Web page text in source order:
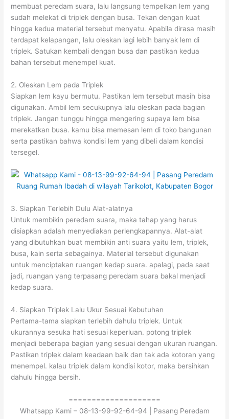
membuat peredam suara, lalu langsung tempelkan lem yang
sudah melekat di triplek dengan busa. Tekan dengan kuat
hingga kedua material tersebut menyatu. Apabila dirasa masih
terdapat kelapangan, lalu oleskan lagi lebih banyak lem di
triplek. Satukan kembali dengan busa dan pastikan kedua
bahan tersebut menempel kuat.
2. Oleskan Lem pada Triplek
Siapkan lem kayu bermutu. Pastikan lem tersebut masih bisa
digunakan. Ambil lem secukupnya lalu oleskan pada bagian
triplek. Jangan tunggu hingga mengering supaya lem bisa
merekatkan busa. kamu bisa memesan lem di toko bangunan
serta pastikan bahwa kondisi lem yang dibeli dalam kondisi
tersegel.
3. Siapkan Terlebih Dulu Alat-alatnya
Untuk membikin peredam suara, maka tahap yang harus
disiapkan adalah menyediakan perlengkapannya. Alat-alat
yang dibutuhkan buat membikin anti suara yaitu lem, triplek,
busa, kain serta sebagainya. Material tersebut digunakan
untuk menciptakan ruangan kedap suara. apalagi, pada saat
jadi, ruangan yang terpasang peredam suara bakal menjadi
kedap suara.
4. Siapkan Triplek Lalu Ukur Sesuai Kebutuhan
Pertama-tama siapkan terlebih dahulu triplek. Untuk
ukurannya sesuka hati sesuai keperluan. potong triplek
menjadi beberapa bagian yang sesuai dengan ukuran ruangan.
Pastikan triplek dalam keadaan baik dan tak ada kotoran yang
menempel. kalau triplek dalam kondisi kotor, maka bersihkan
dahulu hingga bersih.
====================
Whatsapp Kami – 08-13-99-92-64-94 | Pasang Peredam